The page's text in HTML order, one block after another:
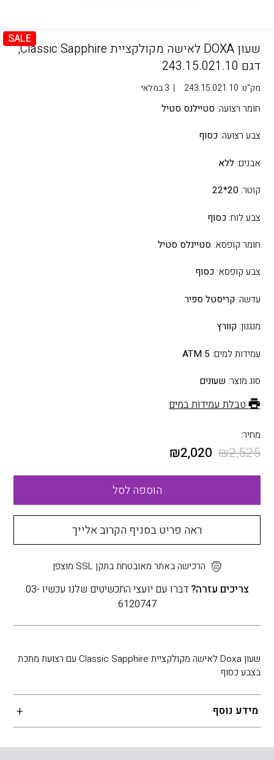
SALE
שעון DOXA לאישה מקולקציית Classic Sapphire,
דגם 243.15.021.10
מק"ט: 243.15.021.10
| 3 במלאי
חומר רצועה: סטיילנס סטיל
צבע רצועה: כסוף
אבנים: ללא
קוטר: 20*22
צבע לוח: כסוף
חומר קופסא: סטיינלס סטיל
צבע קופסא: כסוף
עדשה: קריסטל ספיר
מנגנון: קוורץ
עמידות למים: 5 ATM
סוג מוצר: שעונים
טבלת עמידות במים
מחיר:
₪2,525
₪2,020
הוספה לסל
ראה פריט בסניף הקרוב אלייך
הרכישה באתר מאובטחת בתקן SSL מוצפן
צריכים עזרה?
דברו עם יועצי התכשיטים שלנו עכשיו 03-
6120747
שעון Doxa לאישה מקולקציית Classic Sapphire עם רצועת מתכת
בצבע כסוף
מידע נוסף